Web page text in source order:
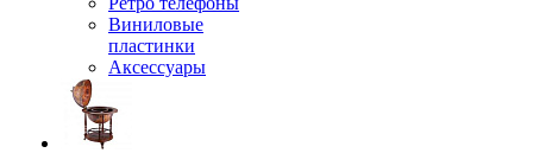
Виниловые
пластинки
Аксессуары